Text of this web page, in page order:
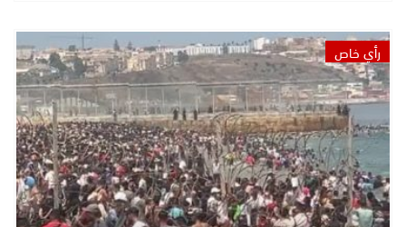
رأي خاص